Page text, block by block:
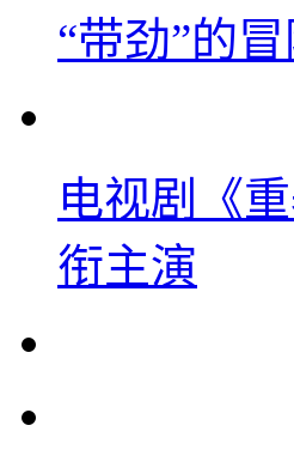
“带劲”的冒
电视剧《
衔主演